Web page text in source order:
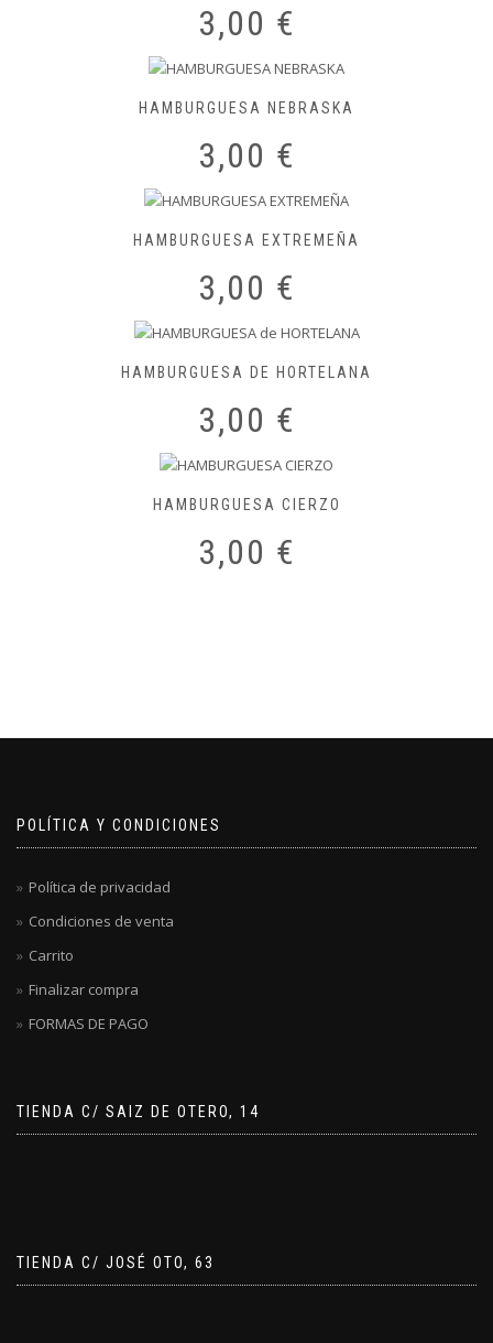
3,00 €
HAMBURGUESA NEBRASKA
3,00 €
HAMBURGUESA EXTREMEÑA
3,00 €
HAMBURGUESA DE HORTELANA
3,00 €
HAMBURGUESA CIERZO
3,00 €
POLÍTICA Y CONDICIONES
Política de privacidad
Condiciones de venta
Carrito
Finalizar compra
FORMAS DE PAGO
TIENDA C/ SAIZ DE OTERO, 14
TIENDA C/ JOSÉ OTO, 63